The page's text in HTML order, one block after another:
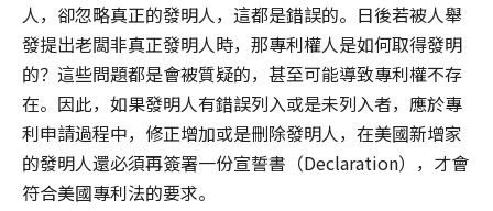
人，卻忽略真正的發明人，這都是錯誤的。日後若被人舉
發提出老闆非真正發明人時，那專利權人是如何取得發明
的？這些問題都是會被質疑的，甚至可能導致專利權不存
在。因此，如果發明人有錯誤列入或是未列入者，應於專
利申請過程中，修正增加或是刪除發明人，在美國新增家
的發明人還必須再簽署一份宣誓書（Declaration），才會
符合美國專利法的要求。